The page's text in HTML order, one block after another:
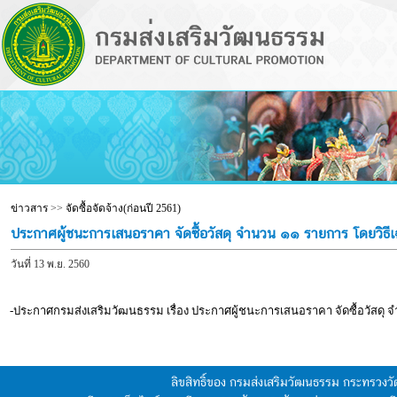
ข่าวสาร>> จัดซื้อจัดจ้าง(ก่อนปี 2561)
ประกาศผู้ชนะการเสนอราคา จัดซื้อวัสดุ จำนวน ๑๑ รายการ โดยวิธีเ
วันที่ 13 พ.ย. 2560
-ประกาศกรมส่งเสริมวัฒนธรรม เรื่อง ประกาศผู้ชนะการเสนอราคา จัดซื้อวัสดุ จ
ลิขสิทธิ์ของ กรมส่งเสริมวัฒนธรรม กระทรว